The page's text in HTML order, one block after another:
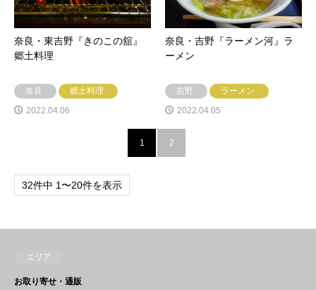
奈良・東吉野『きのこの舘』
郷土料理
奈良
郷土料理
2022.04.06
奈良・吉野『ラーメン河』ラ
ーメン
吉野
ラーメン
2022.04.05
1 2
32件中 1〜20件を表示
エリア
お取り寄せ・通販